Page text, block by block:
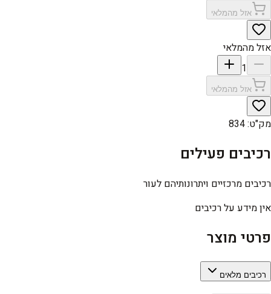
אזל מהמלאי
אזל מהמלאי
1
אזל מהמלאי
מק"ט:
834
רכיבים פעילים
רכיבים מרכזיים ויתרונותיהם לעור
אין מידע על רכיבים
פרטי מוצר
רכיבים מלאים